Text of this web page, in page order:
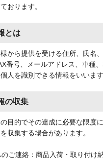
おります。
とは
から提供を受ける住所、氏名
番号、メールアドレス、車種
人を識別できる情報をいいます
の収集
目的でその達成に必要な限度
収集する場合があります。
ご連絡：商品入荷・取り付け